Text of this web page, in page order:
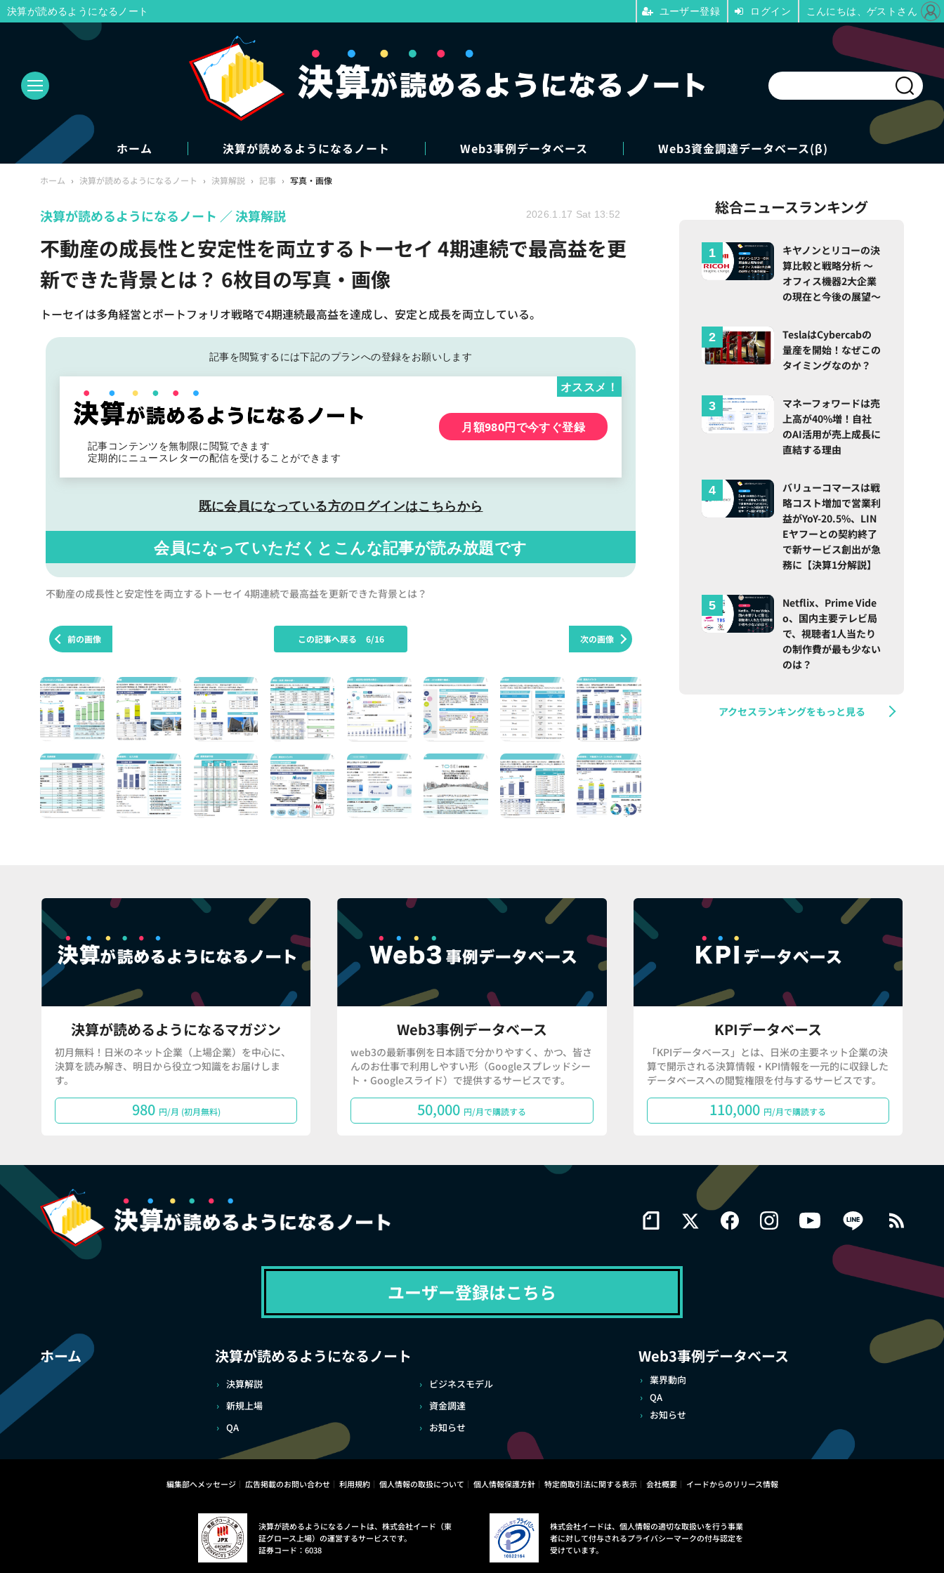
ホーム 決算が読めるようになるノート Web3事例データベース Web3資金調達データベース(β)
ホーム › 決算が読めるようになるノート › 決算解説 › 記事 › 写真・画像
不動産の成長性と安定性を両立するトーセイ 4期連続で最高益を更
新できた背景とは？ 6枚目の写真・画像
トーセイは多角経営とポートフォリオ戦略で4期連続最高益を達成し、安定と成長を両立している。
決算が読めるようになるノート 決算解説 2026.1.17 Sat 13:52
記事を閲覧するには下記のプランへの登録をお願いします
記事コンテンツを無制限に閲覧できます
定期的にニュースレターの配信を受けることができます
オススメ！
月額980円で今すぐ登録
既に会員になっている方のログインはこちらから
会員になっていただくと こんな記事が読み放題です
不動産の成長性と安定性を両立するトーセイ 4期連続で最高益を更新できた背景とは？
前の画像 次の画像
この記事へ戻る 6/16
総合ニュースランキング
キヤノンとリコーの決
算比較と戦略分析 ～
オフィス機器2大企業
の現在と今後の展望～
TeslaはCybercabの
量産を開始！なぜこの
タイミングなのか？
マネーフォワードは売
上高が40%増！自社
のAI活用が売上成長に
直結する理由
バリューコマースは戦
略コスト増加で営業利
益がYoY-20.5%、LIN
Eヤフーとの契約終了
で新サービス創出が急
務に【決算1分解説】
Netflix、Prime Vide
o、国内主要テレビ局
で、視聴者1人当たり
の制作費が最も少ない
のは？
アクセスランキングをもっと見る
決算が読めるようになるマガジン
初月無料！日米のネット企業（上場企業）を中心に、
決算を読み解き、明日から役立つ知識をお届けしま
す。
980 円/月 (初月無料)
Web3事例データベース
web3の最新事例を日本語で分かりやすく、かつ、皆さ
んのお仕事で利用しやすい形（Googleスプレッドシー
ト・Googleスライド）で提供するサービスです。
50,000 円/月で購読する
KPIデータベース
「KPIデータベース」とは、日米の主要ネット企業の決
算で開示される決算情報・KPI情報を一元的に収録した
データベースへの閲覧権限を付与するサービスです。
110,000 円/月で購読する
ユーザー登録はこちら
ホーム 決算が読めるようになるノート
決算解説
ビジネスモデル
新規上場
資金調達
QA
お知らせ
Web3事例データベース
業界動向
QA
お知らせ
編集部へメッセージ 広告掲載のお問い合わせ 利用規約 個人情報の取扱について 個人情報保護方針 特定商取引法に関する表示 会社概要 イードからのリリース情報
決算が読めるようになるノートは、株式会社イード（東
証グロース上場）の運営するサービスです。
証券コード：6038
株式会社イードは、個人情報の適切な取扱いを行う事業
者に対して付与されるプライバシーマークの付与認定を
受けています。
決算が読めるようになるノート ユーザー登録 ログイン こんにちは、ゲストさん